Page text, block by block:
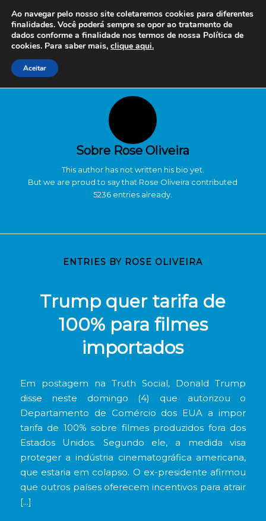
Sobre Rose Oliveira
This author has not written his bio yet.
But we are proud to say that Rose Oliveira contributed
5236 entries already.
ENTRIES BY ROSE OLIVEIRA
Trump quer tarifa de
100% para filmes
importados
Em postagem na Truth Social, Donald Trump
disse neste domingo (4) que autorizou o
Departamento de Comércio dos EUA a impor
tarifa de 100% sobre filmes produzidos fora dos
Estados Unidos. Segundo ele, a medida visa
proteger a indústria cinematográfica americana,
que estaria em colapso. O ex-presidente afirmou
que outros países oferecem incentivos para atrair
[…]
Ao navegar pelo nosso site coletaremos cookies para diferentes
finalidades. Você poderá sempre se opor ao tratamento de
dados conforme a finalidade nos termos de nossa Política de
cookies. Para saber mais, clique aqui.
Aceitar